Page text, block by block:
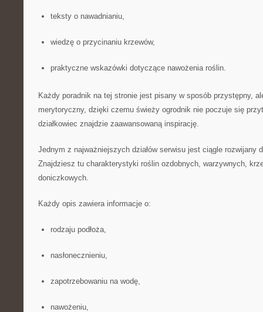
teksty o nawadnianiu,
wiedzę o przycinaniu krzewów,
praktyczne wskazówki dotyczące nawożenia roślin.
Każdy poradnik na tej stronie jest pisany w sposób przystępny,
merytoryczny, dzięki czemu świeży ogrodnik nie poczuje się
działkowiec znajdzie zaawansowaną inspirację.
Jednym z najważniejszych działów serwisu jest ciągle rozwijany
Znajdziesz tu charakterystyki roślin ozdobnych, warzywnych,
doniczkowych.
Każdy opis zawiera informacje o:
rodzaju podłoża,
nasłonecznieniu,
zapotrzebowaniu na wodę,
nawożeniu,